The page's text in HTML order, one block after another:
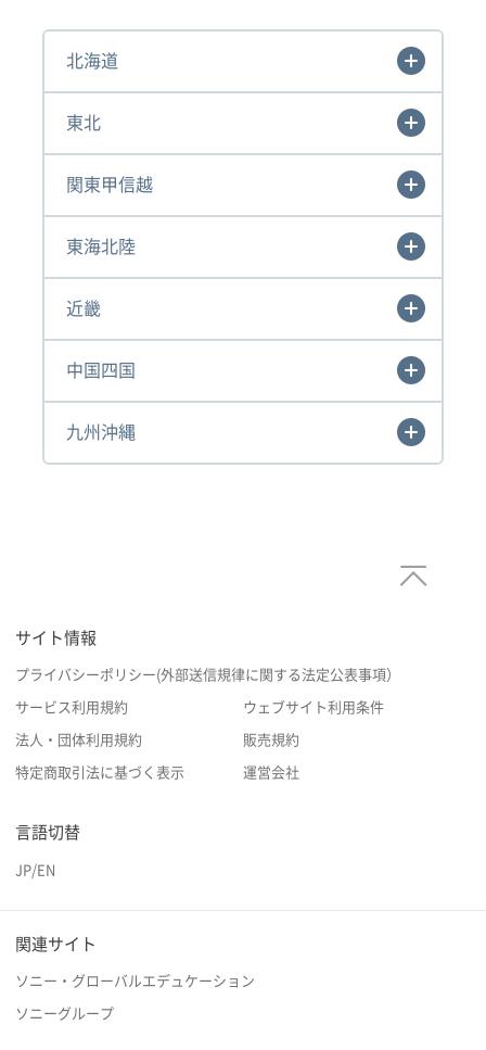
北海道
東北
関東甲信越
東海北陸
近畿
中国四国
九州沖縄
サイト情報
プライバシーポリシー(外部送信規律に関する法定公表事項）
サービス利用規約 ウェブサイト利用条件
法人・団体利用規約 販売規約
特定商取引法に基づく表示 運営会社
言語切替
JP/EN
関連サイト
ソニー・グローバルエデュケーション
ソニーグループ